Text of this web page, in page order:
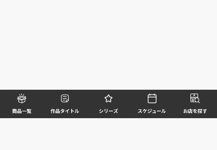
商品一覧 作品タイトル シリーズ スケジュール お店を探す